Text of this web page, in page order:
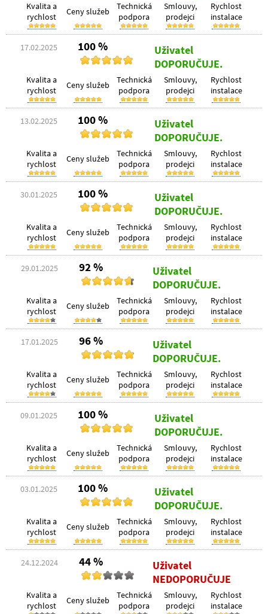
Kvalita a
rychlost
Ceny služeb
Technická
podpora
Smlouvy,
prodejci
Rychlost
instalace
17.02.2025 100 %
Uživatel
DOPORUČUJE.
Kvalita a
rychlost
Ceny služeb
Technická
podpora
Smlouvy,
prodejci
Rychlost
instalace
13.02.2025 100 %
Uživatel
DOPORUČUJE.
Kvalita a
rychlost
Ceny služeb
Technická
podpora
Smlouvy,
prodejci
Rychlost
instalace
30.01.2025 100 %
Uživatel
DOPORUČUJE.
Kvalita a
rychlost
Ceny služeb
Technická
podpora
Smlouvy,
prodejci
Rychlost
instalace
29.01.2025 92 %
Uživatel
DOPORUČUJE.
Kvalita a
rychlost
Ceny služeb
Technická
podpora
Smlouvy,
prodejci
Rychlost
instalace
17.01.2025 96 %
Uživatel
DOPORUČUJE.
Kvalita a
rychlost
Ceny služeb
Technická
podpora
Smlouvy,
prodejci
Rychlost
instalace
09.01.2025 100 %
Uživatel
DOPORUČUJE.
Kvalita a
rychlost
Ceny služeb
Technická
podpora
Smlouvy,
prodejci
Rychlost
instalace
03.01.2025 100 %
Uživatel
DOPORUČUJE.
Kvalita a
rychlost
Ceny služeb
Technická
podpora
Smlouvy,
prodejci
Rychlost
instalace
24.12.2024 44 %
Uživatel
NEDOPORUČUJE
Kvalita a
rychlost
Ceny služeb
Technická
podpora
Smlouvy,
prodejci
Rychlost
instalace